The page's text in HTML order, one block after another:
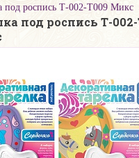
под роспись Т-002-Т009 Микс
под роспись Т-